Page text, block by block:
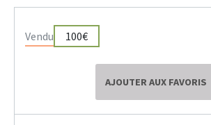
Vendu 100€
AJOUTER AUX FAVORIS